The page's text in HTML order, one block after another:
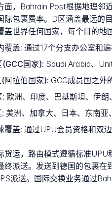
面，Bahrain Post根据地理邻
际包裹费率。D区涵盖最远的
盖世界任何国家，每个目的地
覆盖: 通过17个分支办公室和
(GCC国家): Saudi Arabia、
(阿拉伯国家): GCC成员国之外
: 欧洲、印度、巴基斯坦、伊
: 美洲、加拿大、日本、东南亚
覆盖: 通过UPU会员资格和双
货运，路由模式遵循标准
终派送。发送到德国的包裹
派送。国际交换业务通过